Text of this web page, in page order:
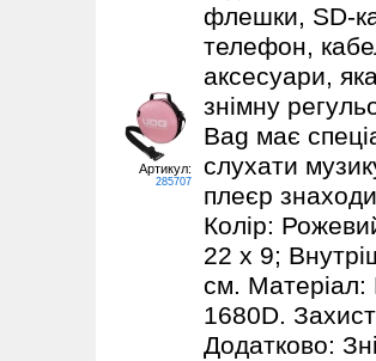
Артикул:
285707
флешки, SD-
телефон,
аксесуари,
знімну
Bag має
слухати
плеєр
Колір:
22 x 9;
см. Матеріал:
1680D.
Додатково: